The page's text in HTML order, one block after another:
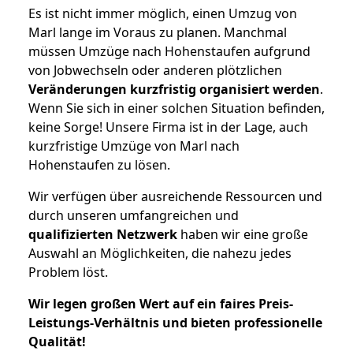
Es ist nicht immer möglich, einen Umzug von
Marl lange im Voraus zu planen. Manchmal
müssen Umzüge nach Hohenstaufen aufgrund
von Jobwechseln oder anderen plötzlichen
Veränderungen kurzfristig organisiert werden.
Wenn Sie sich in einer solchen Situation befinden,
keine Sorge! Unsere Firma ist in der Lage, auch
kurzfristige Umzüge von Marl nach
Hohenstaufen zu lösen.
Wir verfügen über ausreichende Ressourcen und
durch unseren umfangreichen und
qualifizierten Netzwerk haben wir eine große
Auswahl an Möglichkeiten, die nahezu jedes
Problem löst.
Wir legen großen Wert auf ein faires Preis-
Leistungs-Verhältnis und bieten professionelle
Qualität!